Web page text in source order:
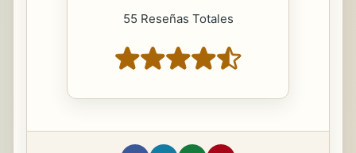
55 Reseñas Totales